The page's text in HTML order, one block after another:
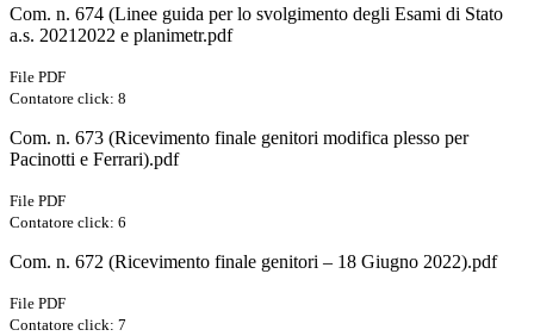
Com. n. 674 (Linee guida per lo svolgimento degli Esami di Stato
a.s. 20212022 e planimetr.pdf
File PDF
Contatore click: 8
Com. n. 673 (Ricevimento finale genitori modifica plesso per
Pacinotti e Ferrari).pdf
File PDF
Contatore click: 6
Com. n. 672 (Ricevimento finale genitori – 18 Giugno 2022).pdf
File PDF
Contatore click: 7